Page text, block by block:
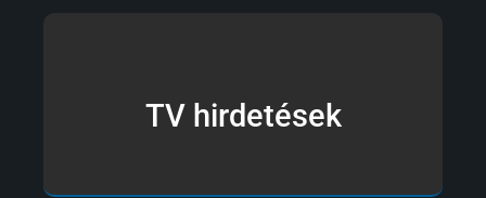
TV hirdetések